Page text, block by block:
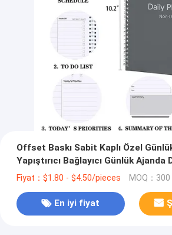
Offset Baskı Sabit Kaplı Özel
Yapıştırıcı Bağlayıcı Günlük Ajanda
Fiyat：$1.80 - $4.50/pieces MOQ：
En iyi fiyat